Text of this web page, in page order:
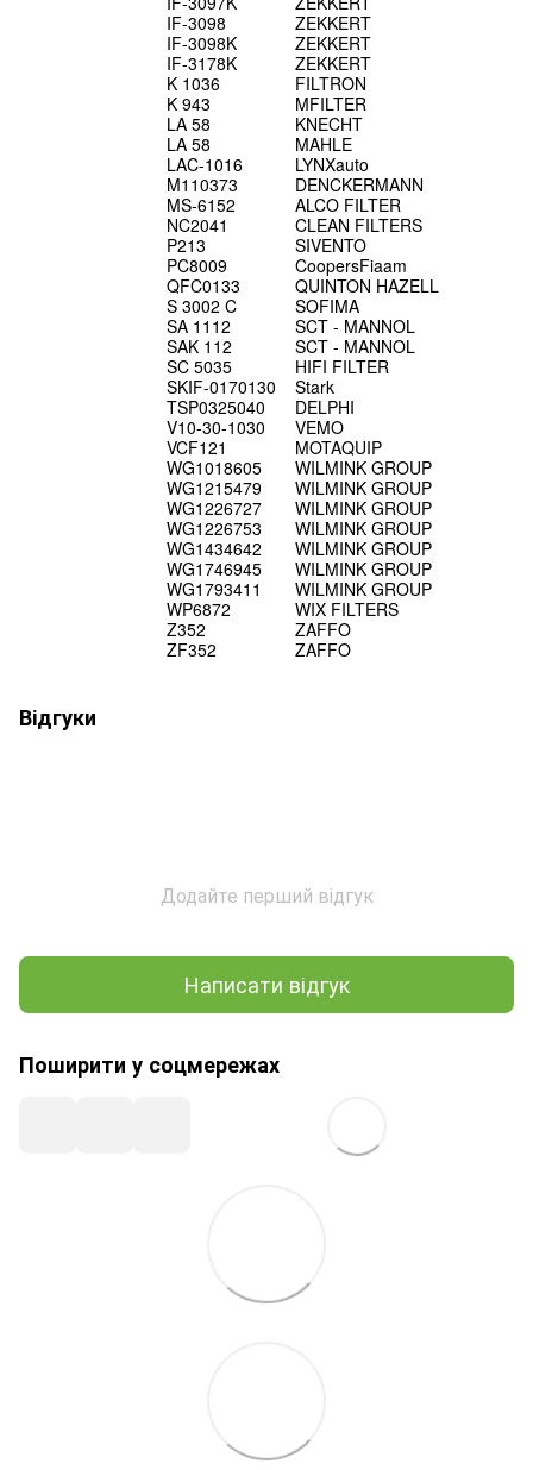
IF-3098
ZEKKERT
IF-3098K
ZEKKERT
IF-3178K
ZEKKERT
K 1036
FILTRON
K 943
MFILTER
LA 58
KNECHT
LA 58
MAHLE
LAC-1016
LYNXauto
M110373
DENCKERMANN
MS-6152
ALCO FILTER
NC2041
CLEAN FILTERS
P213
SIVENTO
PC8009
CoopersFiaam
QFC0133
QUINTON HAZELL
S 3002 C
SOFIMA
SA 1112
SCT - MANNOL
SAK 112
SCT - MANNOL
SC 5035
HIFI FILTER
SKIF-0170130
Stark
TSP0325040
DELPHI
V10-30-1030
VEMO
VCF121
MOTAQUIP
WG1018605
WILMINK GROUP
WG1215479
WILMINK GROUP
WG1226727
WILMINK GROUP
WG1226753
WILMINK GROUP
WG1434642
WILMINK GROUP
WG1746945
WILMINK GROUP
WG1793411
WILMINK GROUP
WP6872
WIX FILTERS
Z352
ZAFFO
ZF352
ZAFFO
Відгуки
Додайте перший відгук
Написати відгук
Поширити у соцмережах